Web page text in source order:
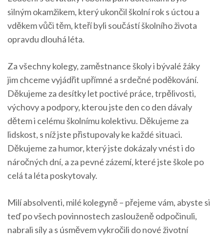
silným okamžikem, který ukončil školní rok s úctou a
vděkem vůči těm, kteří byli součástí školního života
opravdu dlouhá léta.
Za všechny kolegy, zaměstnance školy i bývalé žáky
jim chceme vyjádřit upřímné a srdečné poděkování.
Děkujeme za desítky let poctivé práce, trpělivosti,
výchovy a podpory, kterou jste den co den dávaly
dětem i celému školnímu kolektivu. Děkujeme za
lidskost, s níž jste přistupovaly ke každé situaci.
Děkujeme za humor, který jste dokázaly vnést i do
náročných dní, a za pevné zázemí, které jste škole po
celá ta léta poskytovaly.
Milí absolventi, milé kolegyně – přejeme vám, abyste si
teď po všech povinnostech zaslouženě odpočinuli,
nabrali síly a s úsměvem vykročili do nové životní